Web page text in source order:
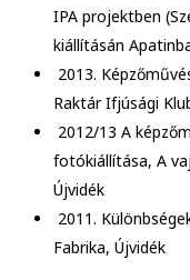
IPA projektben
kiállításán
2013.
Raktár Ifjúsági
2012/13 A
fotókiállítása, A
Újvidék
2011.
Fabrika, Újvidék